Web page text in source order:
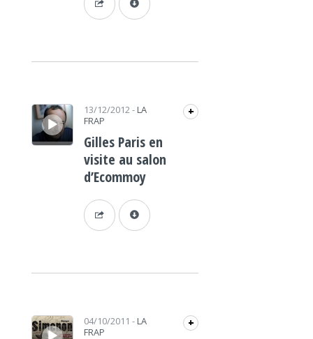
Lecteur audio 13/12/2012- LA
FRAP
+
Gilles Paris en
visite au salon
d’Ecommoy
Lecteur audio 04/10/2011 - LA
FRAP
+